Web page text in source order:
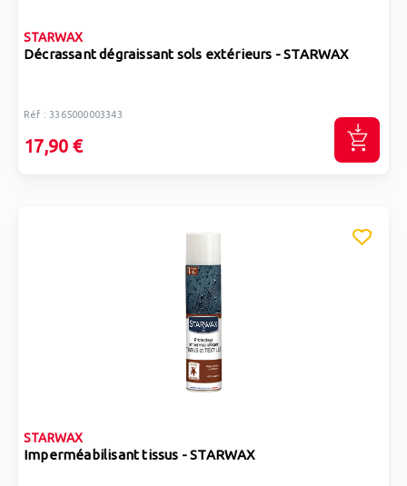
STARWAX
Décrassant dégraissant sols extérieurs - STARWAX
Réf : 3365000003343
17,90 €
STARWAX
Imperméabilisant tissus - STARWAX